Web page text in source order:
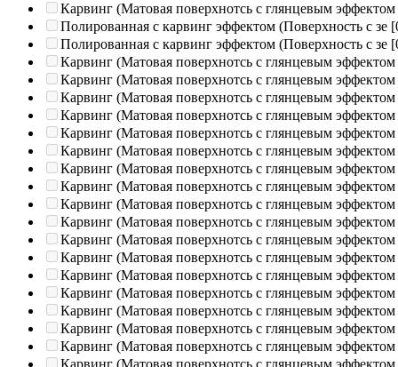
Карвинг (Матовая поверхнотсь с глянцевым эффектом
Полированная c карвинг эффектом (Поверхность с зе
Полированная c карвинг эффектом (Поверхность с зе
Карвинг (Матовая поверхнотсь с глянцевым эффектом
Карвинг (Матовая поверхнотсь с глянцевым эффектом
Карвинг (Матовая поверхнотсь с глянцевым эффектом
Карвинг (Матовая поверхнотсь с глянцевым эффектом
Карвинг (Матовая поверхнотсь с глянцевым эффектом
Карвинг (Матовая поверхнотсь с глянцевым эффектом
Карвинг (Матовая поверхнотсь с глянцевым эффектом
Карвинг (Матовая поверхнотсь с глянцевым эффектом
Карвинг (Матовая поверхнотсь с глянцевым эффектом
Карвинг (Матовая поверхнотсь с глянцевым эффектом
Карвинг (Матовая поверхнотсь с глянцевым эффектом
Карвинг (Матовая поверхнотсь с глянцевым эффектом
Карвинг (Матовая поверхнотсь с глянцевым эффектом
Карвинг (Матовая поверхнотсь с глянцевым эффектом
Карвинг (Матовая поверхнотсь с глянцевым эффектом
Карвинг (Матовая поверхнотсь с глянцевым эффектом
Карвинг (Матовая поверхнотсь с глянцевым эффектом